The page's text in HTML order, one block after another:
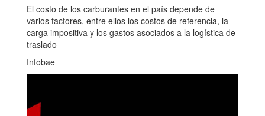
El costo de los carburantes en el país depende de
varios factores, entre ellos los costos de referencia, la
carga impositiva y los gastos asociados a la logística de
traslado
Infobae